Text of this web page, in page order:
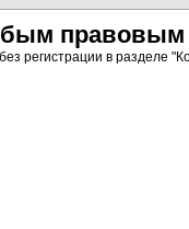
правовым
регистрации в разделе